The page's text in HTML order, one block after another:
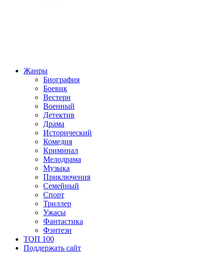
Жанры
Биография
Боевик
Вестерн
Военный
Детектив
Драма
Исторический
Комедия
Криминал
Мелодрама
Музыка
Приключения
Семейный
Спорт
Триллер
Ужасы
Фантастика
Фэнтези
ТОП 100
Поддержать сайт